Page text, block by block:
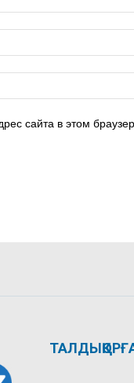
сайта в этом